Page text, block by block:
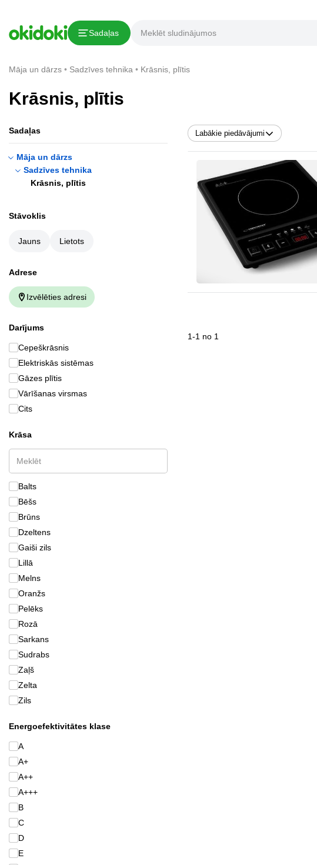
Sadaļas
Māja un dārzs Sadzīves tehnika Krāsnis, plītis
Krāsnis, plītis
Labākie piedāvājumi
1-1 no 1
Sadaļas
Māja un dārzs
Sadzīves tehnika
Krāsnis, plītis
Stāvoklis
Jauns Lietots
Аdrese
Izvēlēties adresi
Darījums
Cepeškrāsnis
Elektriskās sistēmas
Gāzes plītis
Vārīšanas virsmas
Cits
Krāsa
Balts
Bēšs
Brūns
Dzeltens
Gaiši zils
Lillā
Melns
Oranžs
Pelēks
Rozā
Sarkans
Sudrabs
Zaļš
Zelta
Zils
Energoefektivitātes klase
A
A+
A++
A+++
B
C
D
E